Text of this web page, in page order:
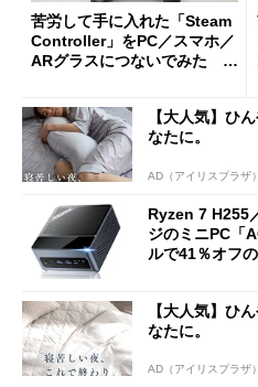
苦労して手に入れた「Steam
Controller」をPC／スマホ／
ARグラスにつないでみた ゲ
【大人気】ひ
なたに。
AD（アイリスプラザ）
Ryzen 7 H255
ジのミニPC「
ルで41％オフ
【大人気】ひ
なたに。
AD（アイリスプラザ）